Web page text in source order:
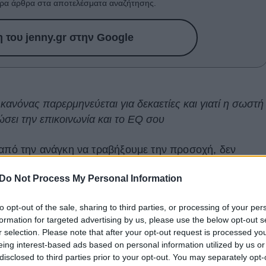
Do Not Process My Personal Information
opt-out of the sale, sharing to third parties, or processing of your
for targeted advertising by us, please use the below opt-out
selection. Please note that after your opt-out request is processed
interest-based ads based on personal information utilized by us
to third parties prior to your opt-out. You may separately
άρθρα στα αποτελέσματα αναζήτησης.
του jenny.gr στην Google
παρερμηνεύεται για δεκαετίες και γιατί η σωστή
την επικοινωνία και το EQ σου
την ανάγκη να τραβήξουμε την προσοχή, δεν
εύηχος και πιασάρικος. Περιγράφηκε για πρώτη φορά
περαιτέρω στο βιβλίο του "Silent Messages".
δηλώνει ότι στην επικοινωνία: